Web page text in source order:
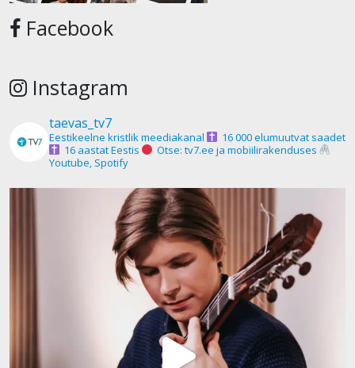
Facebook
Instagram
taevas_tv7
Eestikeelne kristlik meediakanal
16 000 elumuutvat saadet
16 aastat Eestis
Otse: tv7.ee ja mobiilirakenduses
Youtube, Spotify